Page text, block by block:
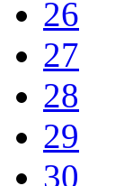
26
27
28
29
30